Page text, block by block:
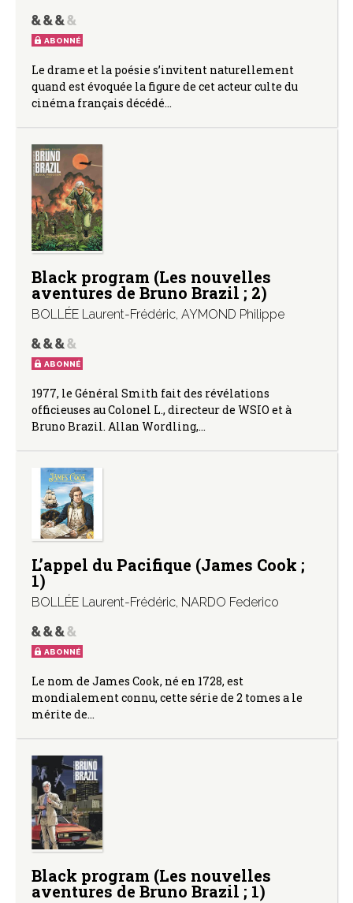
ABONNÉ
Le drame et la poésie s’invitent naturellement
quand est évoquée la figure de cet acteur culte du
cinéma français décédé…
Black program (Les nouvelles
aventures de Bruno Brazil ; 2)
BOLLÉE Laurent-Frédéric, AYMOND Philippe
ABONNÉ
1977, le Général Smith fait des révélations
officieuses au Colonel L., directeur de WSIO et à
Bruno Brazil. Allan Wordling,…
L’appel du Pacifique (James Cook ;
1)
BOLLÉE Laurent-Frédéric, NARDO Federico
ABONNÉ
Le nom de James Cook, né en 1728, est
mondialement connu, cette série de 2 tomes a le
mérite de…
Black program (Les nouvelles
aventures de Bruno Brazil ; 1)